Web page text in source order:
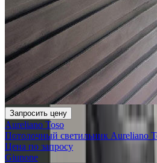
Запросить цену
Aureliano Toso
Потолочный светильник Aureliano
Цена по запросу
Giunone